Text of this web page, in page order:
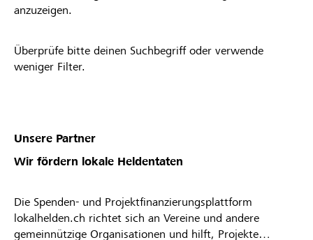
anzuzeigen.
Überprüfe bitte deinen Suchbegriff oder verwende
weniger Filter.
Unsere Partner
Wir fördern lokale Heldentaten
Die Spenden- und Projektfinanzierungsplattform
lokalhelden.ch richtet sich an Vereine und andere
gemeinnützige Organisationen und hilft, Projekte